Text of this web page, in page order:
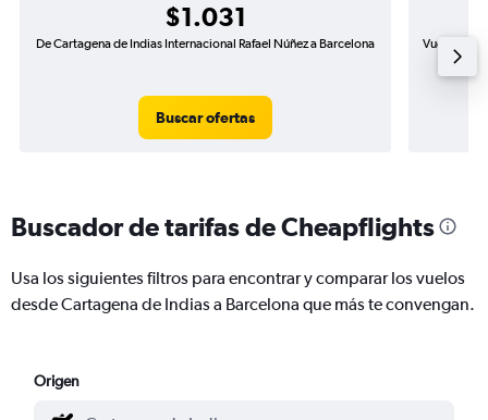
$1.031
De Cartagena de Indias Internacional Rafael Núñez a Barcelona
Buscar ofertas
Vuelo de
Buscador de tarifas de Cheapflights
Usa los siguientes filtros para encontrar y comparar los vuelos
desde Cartagena de Indias a Barcelona que más te convengan.
Origen